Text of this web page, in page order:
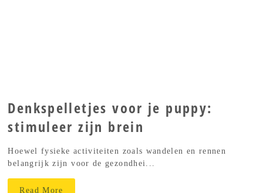
Denkspelletjes voor je puppy:
stimuleer zijn brein
Hoewel fysieke activiteiten zoals wandelen en rennen
belangrijk zijn voor de gezondhei...
Read More